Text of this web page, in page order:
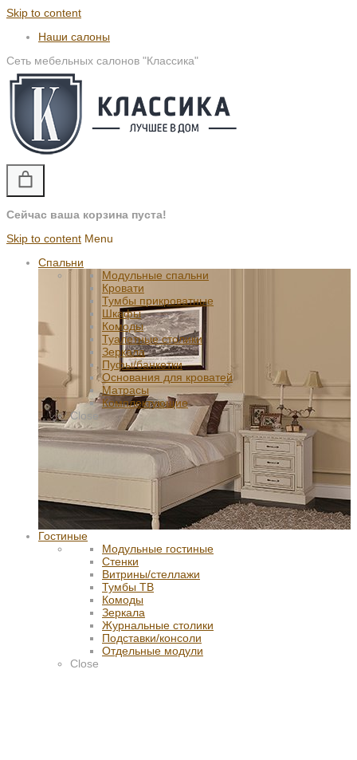
Skip to content
Наши салоны
Сеть мебельных салонов "Классика"
Сейчас ваша корзина пуста!
Skip to content Menu
Спальни
Модульные спальни
Кровати
Тумбы прикроватные
Шкафы
Комоды
Туалетные столики
Зеркала
Пуфы/банкетки
Основания для кроватей
Матрасы
Комплектующие
Close
Гостиные
Модульные гостиные
Стенки
Витрины/стеллажи
Тумбы ТВ
Комоды
Зеркала
Журнальные столики
Подставки/консоли
Отдельные модули
Close